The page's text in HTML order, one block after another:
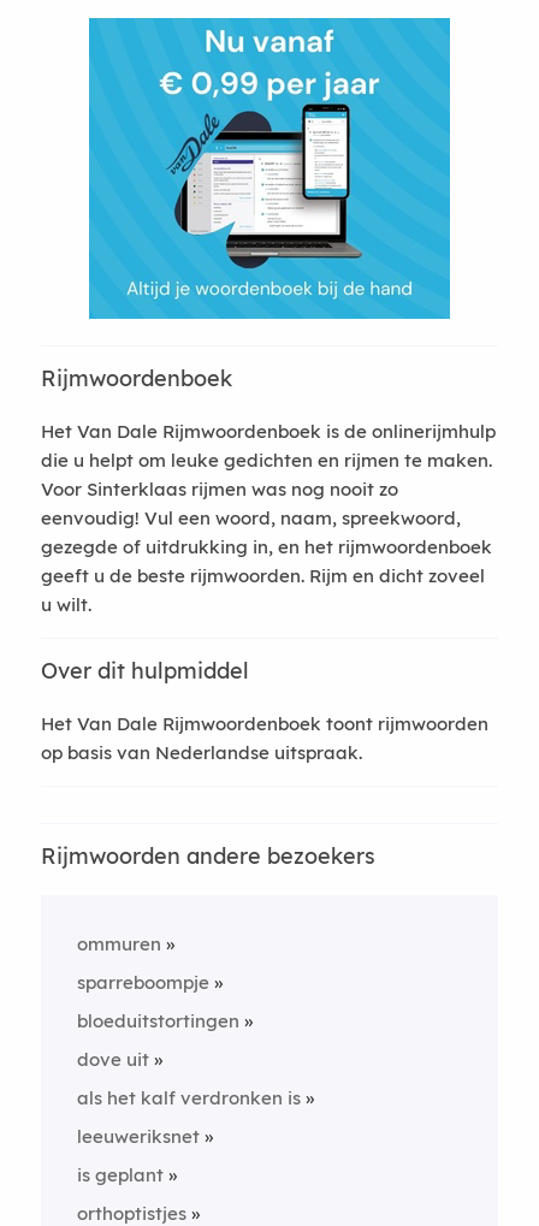
Rijmwoordenboek
Het Van Dale Rijmwoordenboek is de onlinerijmhulp
die u helpt om leuke gedichten en rijmen te maken.
Voor Sinterklaas rijmen was nog nooit zo
eenvoudig! Vul een woord, naam, spreekwoord,
gezegde of uitdrukking in, en het rijmwoordenboek
geeft u de beste rijmwoorden. Rijm en dicht zoveel
u wilt.
Over dit hulpmiddel
Het Van Dale Rijmwoordenboek toont rijmwoorden
op basis van Nederlandse uitspraak.
Rijmwoorden andere bezoekers
ommuren
sparreboompje
bloeduitstortingen
dove uit
als het kalf verdronken is
leeuweriksnet
is geplant
orthoptistjes